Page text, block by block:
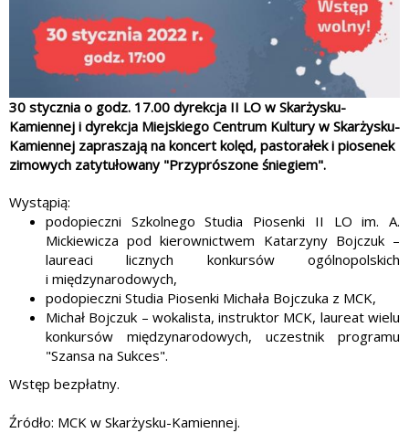
30 stycznia o godz. 17.00 dyrekcja II LO w Skarżysku-
Kamiennej i dyrekcja Miejskiego Centrum Kultury w Skarżysku-
Kamiennej zapraszają na koncert kolęd, pastorałek i piosenek
zimowych zatytułowany "Przyprószone śniegiem".
Wystąpią:
podopieczni Szkolnego Studia Piosenki II LO im. A.
Mickiewicza pod kierownictwem Katarzyny Bojczuk –
laureaci licznych konkursów ogólnopolskich
i międzynarodowych,
podopieczni Studia Piosenki Michała Bojczuka z MCK,
Michał Bojczuk – wokalista, instruktor MCK, laureat wielu
konkursów międzynarodowych, uczestnik programu
"Szansa na Sukces".
Wstęp bezpłatny.
Źródło: MCK w Skarżysku-Kamiennej.